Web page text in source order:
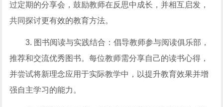
过定期的分享会，鼓励教师在反思中成长，并相互启发，
共同探讨更有效的教育方法。
3. 图书阅读与实践结合：倡导教师参与阅读俱乐部，
推荐和交流优秀图书。每位教师需分享自己的读书心得，
并尝试将新理念应用于实际教学中，以提升教育效果并增
强自主学习的能力。